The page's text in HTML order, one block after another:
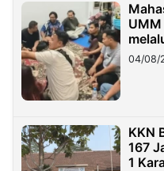
di
04/08/
KKN
167
1